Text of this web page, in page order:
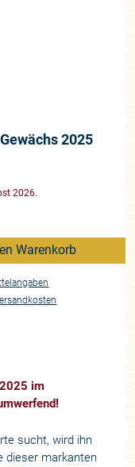
2025
2026.
Warenkorb
im
sucht, wird ihn
dieser markanten